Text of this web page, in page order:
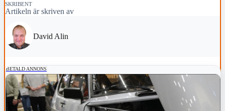
SKRIBENT
Artikeln är skriven av
David Alin
BETALD ANNONS